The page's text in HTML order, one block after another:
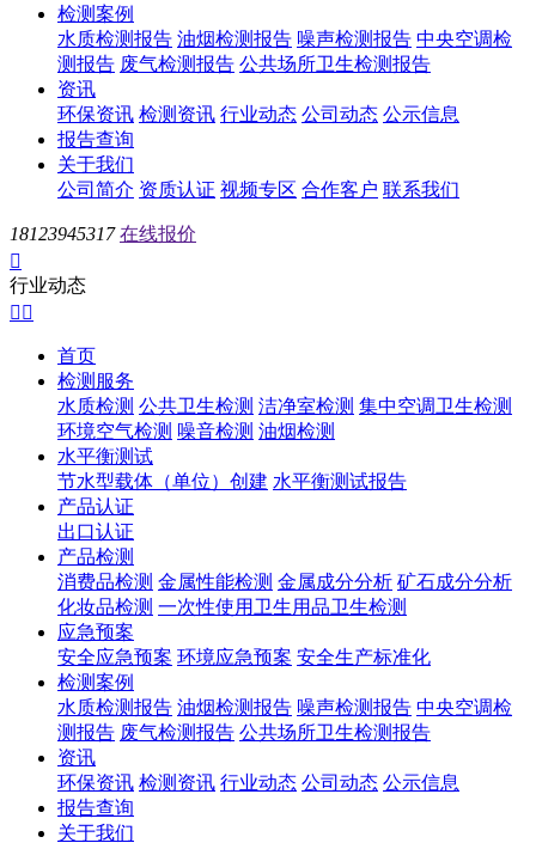
检测案例
水质检测报告 油烟检测报告 噪声检测报告 中央空调检
测报告 废气检测报告 公共场所卫生检测报告
资讯
环保资讯 检测资讯 行业动态 公司动态 公示信息
报告查询
关于我们
公司简介 资质认证 视频专区 合作客户 联系我们
18123945317 在线报价

行业动态
 
首页
检测服务
水质检测 公共卫生检测 洁净室检测 集中空调卫生检测
环境空气检测 噪音检测 油烟检测
水平衡测试
节水型载体（单位）创建 水平衡测试报告
产品认证
出口认证
产品检测
消费品检测 金属性能检测 金属成分分析 矿石成分分析
化妆品检测 一次性使用卫生用品卫生检测
应急预案
安全应急预案 环境应急预案 安全生产标准化
检测案例
水质检测报告 油烟检测报告 噪声检测报告 中央空调检
测报告 废气检测报告 公共场所卫生检测报告
资讯
环保资讯 检测资讯 行业动态 公司动态 公示信息
报告查询
关于我们